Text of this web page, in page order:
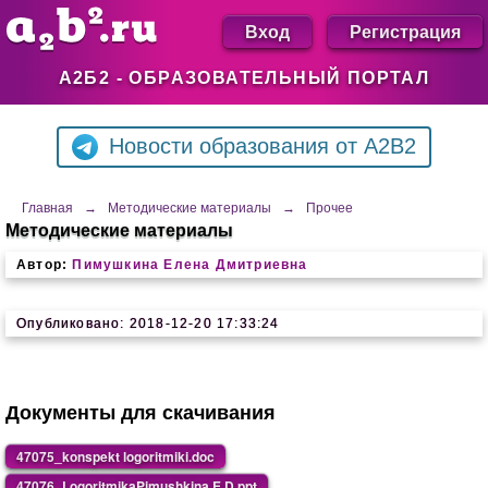
А2Б2 - ОБРАЗОВАТЕЛЬНЫЙ ПОРТАЛ
Вход Регистрация
Новости образования от A2B2
Главная → Методические материалы → Прочее
Методические материалы
Автор: Пимушкина Елена Дмитриевна
Опубликовано: 2018-12-20 17:33:24
Документы для скачивания
47075_konspekt logoritmiki.doc